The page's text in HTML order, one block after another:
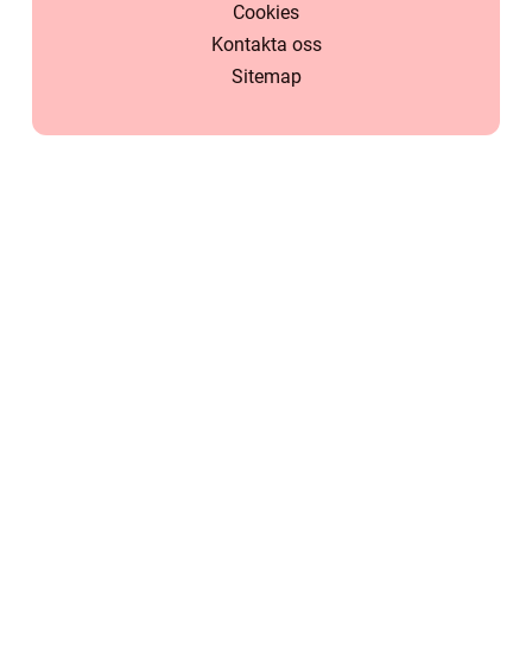
Cookies
Kontakta oss
Sitemap